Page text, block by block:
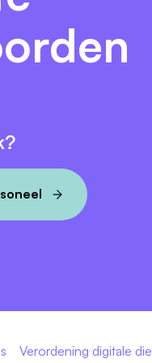
en kom eens langs
team, de opleiding
Of
Verordening digitale